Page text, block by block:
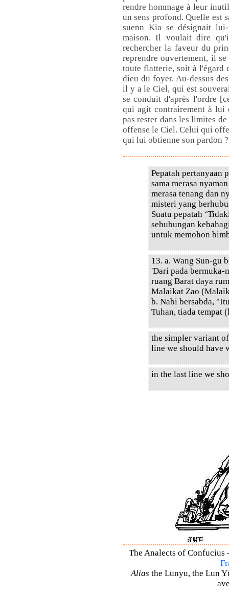
rendre hommage à leur
un sens profond. Quelle est
suenn Kia se désignait
maison. Il voulait dire
rechercher la faveur du
reprendre ouvertement, il
toute flatterie, soit à l'égard
dieu du foyer. Au-dessus
il y a le Ciel, qui est
se conduit d'après l'ordre
qui agit contrairement à lui
pas rester dans les limites
offense le Ciel. Celui qui
qui lui obtienne son pardon
Pepatah pertanyaan
sama merasa
merasa tenang dan
misteri yang
Suatu pepatah
sehubungan
untuk memohon
13. a. Wang Sun-gu
'Dari pada bermuka-
ruang Barat daya
Malaikat Zao
b. Nabi bersabda,
Tuhan, tiada tempat
the simpler variant
line we should have
in the last line we
The Analects of
Alias the Lunyu, the Lun